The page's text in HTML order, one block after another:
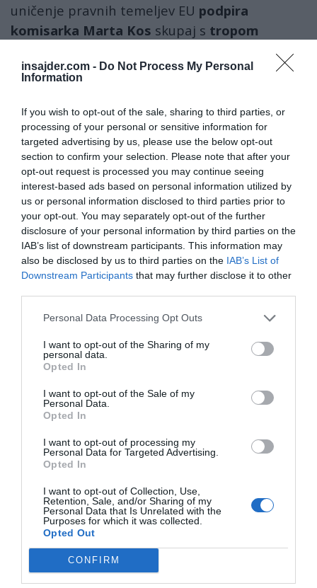
insajder.com - Do Not Process My Personal
Information
If you wish to opt-out of the sale, sharing to third parties, or
processing of your personal or sensitive information for
targeted advertising by us, please use the below opt-out
section to confirm your selection. Please note that after your
opt-out request is processed you may continue seeing
interest-based ads based on personal information utilized by
us or personal information disclosed to third parties prior to
your opt-out. You may separately opt-out of the further
disclosure of your personal information by third parties on the
IAB’s list of downstream participants. This information may
also be disclosed by us to third parties on the IAB’s List of
Downstream Participants that may further disclose it to other
Personal Data Processing Opt Outs
I want to opt-out of the Sharing of my
personal data.
Opted In
I want to opt-out of the Sale of my
Personal Data.
Opted In
I want to opt-out of processing my
Personal Data for Targeted Advertising.
Opted In
I want to opt-out of Collection, Use,
Retention, Sale, and/or Sharing of my
Personal Data that Is Unrelated with the
Purposes for which it was collected.
Opted Out
CONFIRM
uničenje pravnih temeljev EU podpira
komisarka Marta Kos skupaj s tropom
pokvarjenih(verjetno pa kar oboje) evropskih
https://t.co/XP3haXY4QwRussian Central
Bank Sues Euroclear As EU Tries To Ram
Through Assets Seizure
In 2022, Western countries froze assets
belonging to Russia’s central bank totaling
about 260 billion euros. Most of these funds —
roughly 190 billion euros — are held in…
— Chrisje klompemans (@DodoDont3)December 13, 2025
Slovenski finančni ministerKlemen Boštjančič
izračunih za posojilo Ukrajini zagotovitiokoli
700 milijonov evrov poroštva
796 plus obresti!), ki pa bi ga po njegovih
besedah uporabili
»samo v skrajnem primeru.«
Finančni minister očitno
bolj jasno napovedujejo, kot slovenski
finančni minister, ki optimistično gleda
naprej - ker ga, jasno,
meseci v vladi.